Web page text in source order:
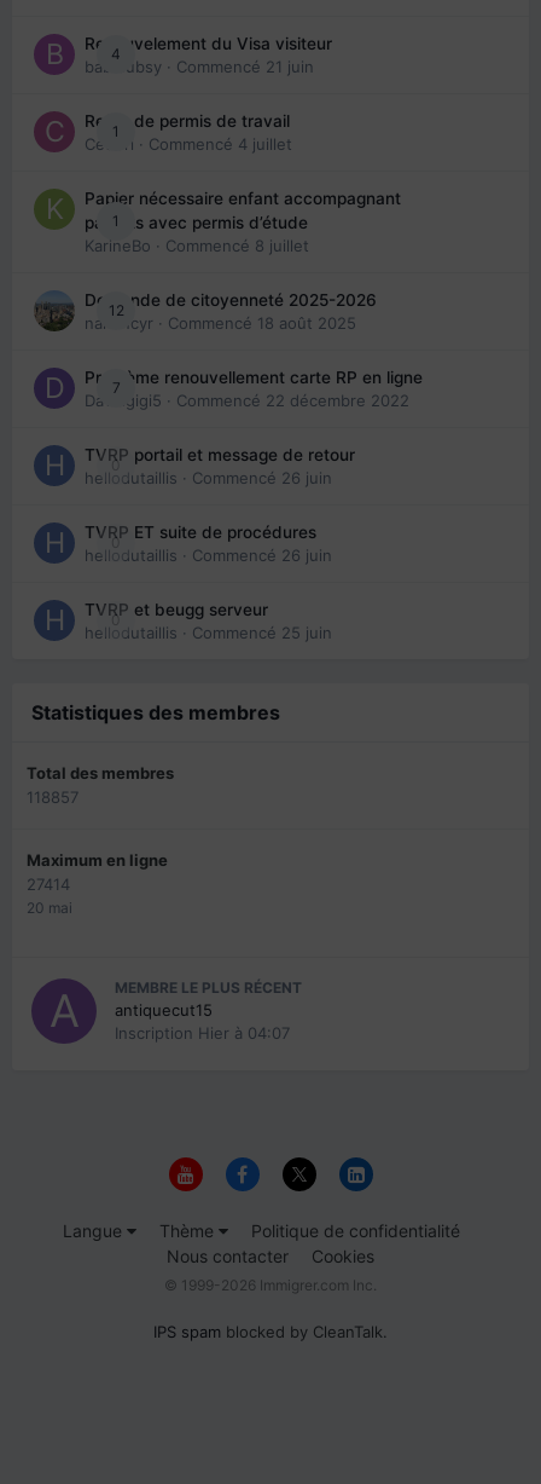
4
Renouvelement du Visa visiteur
babibubsy · Commencé 21 juin
1
Refus de permis de travail
Cedbri · Commencé 4 juillet
1
Papier nécessaire enfant accompagnant
parents avec permis d’étude
KarineBo · Commencé 8 juillet
12
Demande de citoyenneté 2025-2026
nanancyr · Commencé 18 août 2025
7
Problème renouvellement carte RP en ligne
Davidgigi5 · Commencé 22 décembre 2022
0
TVRP portail et message de retour
hellodutaillis · Commencé 26 juin
0
TVRP ET suite de procédures
hellodutaillis · Commencé 26 juin
0
TVRP et beugg serveur
hellodutaillis · Commencé 25 juin
Statistiques des membres
Total des membres
118857
Maximum en ligne
27414
20 mai
MEMBRE LE PLUS RÉCENT
antiquecut15
Inscription Hier à 04:07
Langue Thème
Politique de confidentialité
Nous contacter
Cookies
© 1999-2026 Immigrer.com Inc.
IPS spam blocked by CleanTalk.